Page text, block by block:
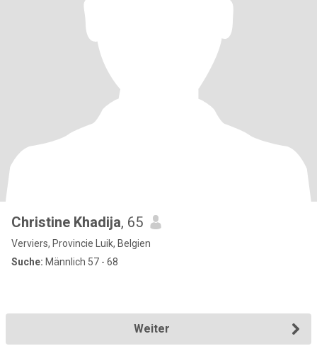
Christine Khadija, 65
Verviers, Provincie Luik, Belgien
Suche: Männlich 57 - 68
Weiter